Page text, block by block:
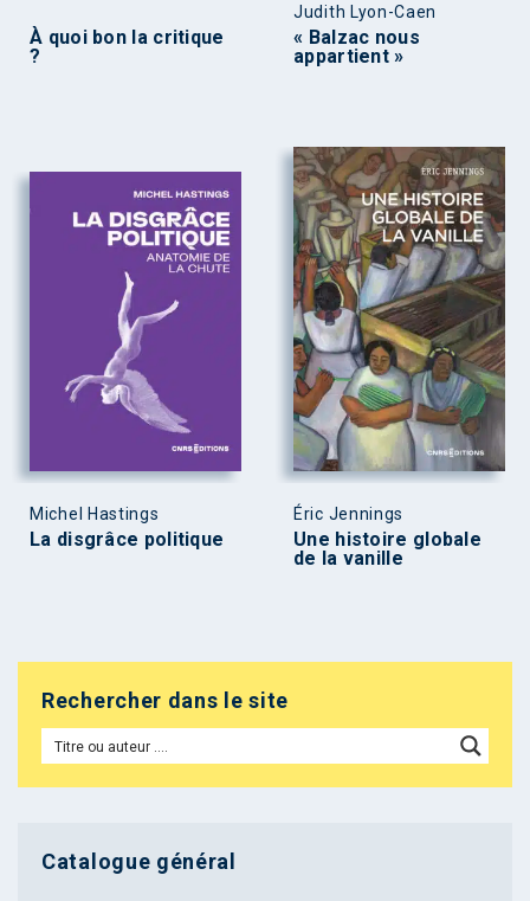
À quoi bon la critique
?
Judith Lyon-Caen
« Balzac nous
appartient »
Michel Hastings
La disgrâce politique
Éric Jennings
Une histoire globale
de la vanille
Rechercher dans le site
Catalogue général